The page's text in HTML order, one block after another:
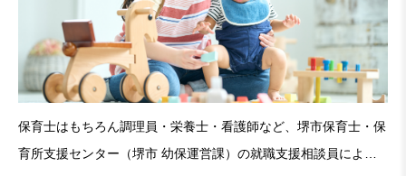
保育士はもちろん調理員・栄養士・看護師など、堺市保育士・保
育所支援センター（堺市 幼保運営課）の就職支援相談員による